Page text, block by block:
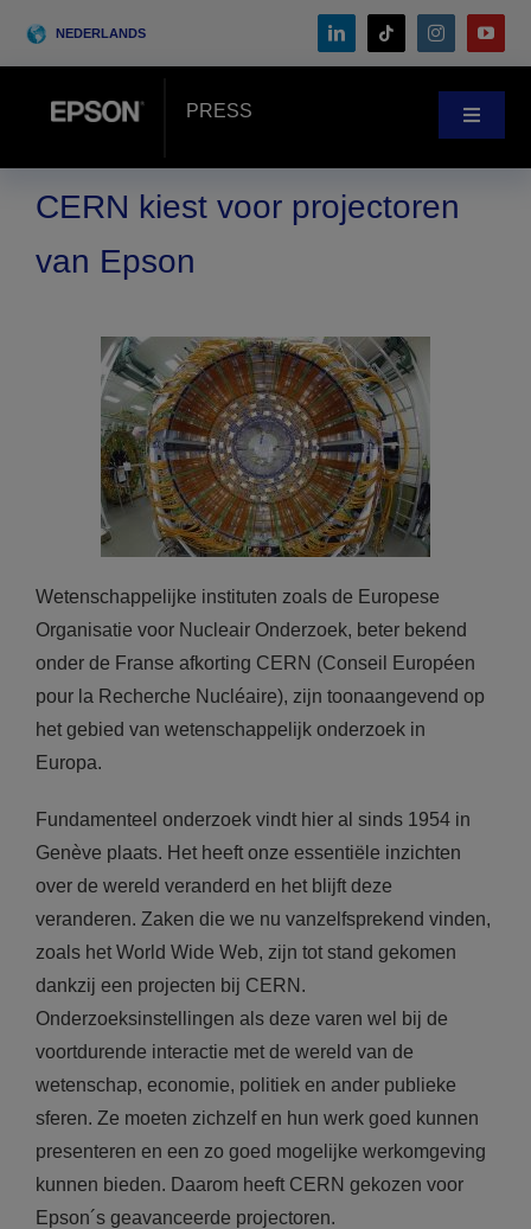
NEDERLANDS
PRESS
Toggle
Klantenverhalen
CERN kiest voor projectoren
van Epson
Wetenschappelijke instituten zoals de Europese
Organisatie voor Nucleair Onderzoek, beter bekend
onder de Franse afkorting CERN (Conseil Européen
pour la Recherche Nucléaire), zijn toonaangevend op
het gebied van wetenschappelijk onderzoek in
Europa.
Fundamenteel onderzoek vindt hier al sinds 1954 in
Genève plaats. Het heeft onze essentiële inzichten
over de wereld veranderd en het blijft deze
veranderen. Zaken die we nu vanzelfsprekend vinden,
zoals het World Wide Web, zijn tot stand gekomen
dankzij een projecten bij CERN.
Onderzoeksinstellingen als deze varen wel bij de
voortdurende interactie met de wereld van de
wetenschap, economie, politiek en ander publieke
sferen. Ze moeten zichzelf en hun werk goed kunnen
presenteren en een zo goed mogelijke werkomgeving
kunnen bieden. Daarom heeft CERN gekozen voor
Epson´s geavanceerde projectoren.